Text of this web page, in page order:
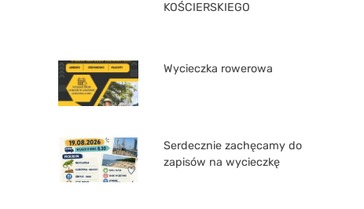
KOŚCIERSKIEGO
Wycieczka rowerowa
Serdecznie zachęcamy do
zapisów na wycieczkę